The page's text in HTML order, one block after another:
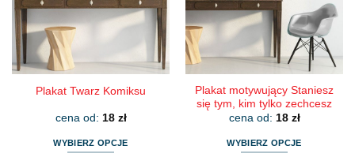
wybrać
produktu
wybrać
na
stronie
produktu
Plakat Twarz Komiksu
cena od: 18 zł
WYBIERZ OPCJE
Plakat motywujący Staniesz
się tym, kim tylko zechcesz
cena od: 18 zł
WYBIERZ OPCJE